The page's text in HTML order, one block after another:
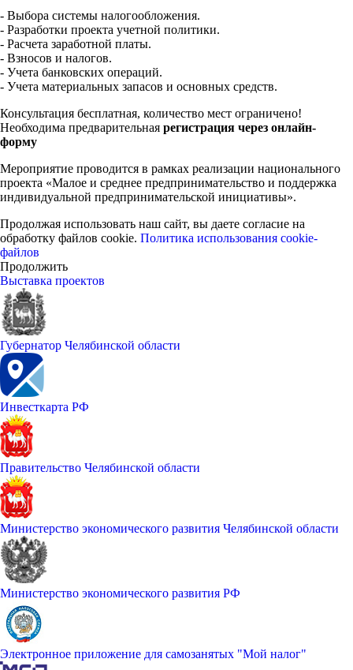
- Выбора системы налогообложения.
- Разработки проекта учетной политики.
- Расчета заработной платы.
- Взносов и налогов.
- Учета банковских операций.
- Учета материальных запасов и основных средств.
Консультация бесплатная, количество мест ограничено!
Необходима предварительная регистрация через онлайн-
форму
Мероприятие проводится в рамках реализации национального
проекта «Малое и среднее предпринимательство и поддержка
индивидуальной предпринимательской инициативы».
Продолжая использовать наш сайт, вы даете согласие на
обработку файлов cookie. Политика использования cookie-
файлов
Продолжить
Выставка проектов
Губернатор Челябинской области
Инвесткарта РФ
Правительство Челябинской области
Министерство экономического развития Челябинской области
Министерство экономического развития РФ
Электронное приложение для самозанятых "Мой налог"